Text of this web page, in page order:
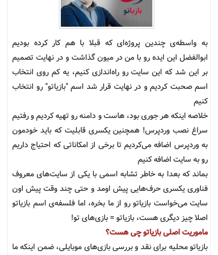
به واسطه‌ی چندین پروژه‌ای که قبلا با هم کار کرده بودیم
ابوالفضل این ایده رو با من در میون گذاشت و در نهایت تصمیم
بر این شد که این سایت رو راه‌اندازی کنیم، یه کم روی انتخاب
اسم صحبت کردیم و در نهایت قرار شد اسم "بازیاتو" رو انتخاب
کنیم
خلاصه اینکه هر جوری بود، هاست و دامنه رو تهیه کردیم و رفتیم
سراغ نصب وردپرس! همچنین یکسری قابلیت که باید خودمون
به وردپرس اضافه می‌کردیم تا برخی از امکاناتی که احتیاج داریم
رو به سایت اضافه کنیم
بماند که بعدا به خاطر تشابه اسمی با یکی از سایت‌های معروف
فناوری یکسری حرف‌هایی پیش اومد و حتی چند وقت پیش اون
سایت می‌خواست بازیاتو رو از ما بخره، اما فلسفه‌ی اسم بازیاتو
اصلا چیز دیگری هست، بازیاتو = بازی‌های تو!
ماموریت اصلی بازیاتو چی هست؟
بازیاتو محلیه برای نقد و بررسی بازی‌های موبایلی، ضمن اینکه ما